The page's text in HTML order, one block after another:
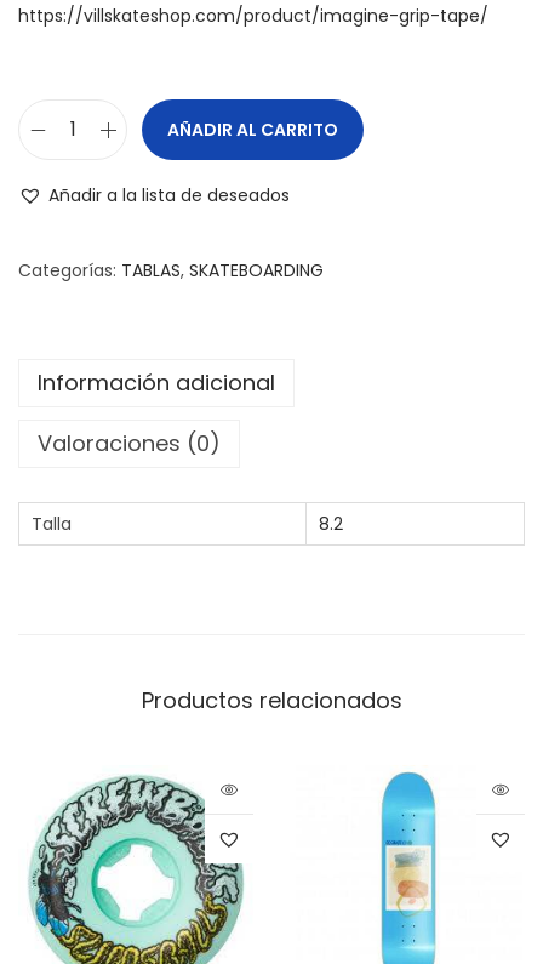
https://villskateshop.com/product/imagine-grip-tape/
AÑADIR AL CARRITO
Añadir a la lista de deseados
Categorías: TABLAS, SKATEBOARDING
Información adicional
Valoraciones (0)
Talla 8.2
Productos relacionados